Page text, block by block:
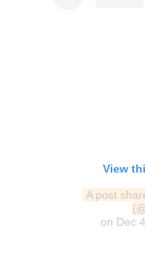
View
A post
on Dec